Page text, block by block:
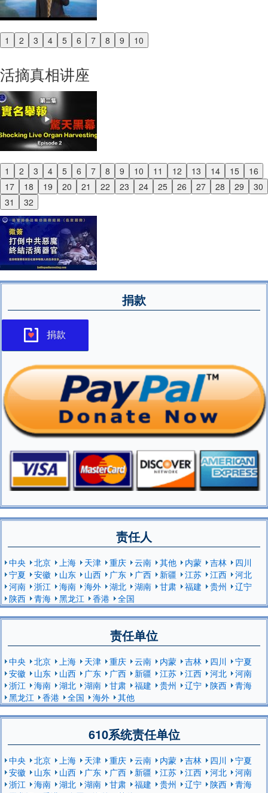
1 2 3 4 5 6 7 8 9 10
Previous
活摘真相讲座
1 2 3 4 5 6 7 8 9 10 11 12 13 14 15
16
17
18 19 20 21 22 23 24 25 26 27 28 29
30
31
32
Previous
Next
捐款
捐款
责任人
中央 北京 上海 天津 重庆 云南 其他 内蒙 吉林
四川
宁夏
安徽 山东 山西 广东 广西 新疆 江苏 江西
河北
河南
浙江 海南 海外 湖北 湖南 甘肃 福建 贵州
辽宁
陕西
青海 黑龙江 香港 全国
责任单位
中央 北京 上海 天津 重庆 云南 内蒙 吉林 四川
宁夏
安徽
山东 山西 广东 广西 新疆 江苏 江西 河北
河南
浙江
海南 湖北 湖南 甘肃 福建 贵州 辽宁 陕西
青海
黑龙江
香港 全国 海外 其他
610系统责任单位
中央 北京 上海 天津 重庆 云南 内蒙 吉林 四川
宁夏
安徽
山东 山西 广东 广西 新疆 江苏 江西 河北
河南
浙江
海南 湖北 湖南 甘肃 福建 贵州 辽宁 陕西
青海